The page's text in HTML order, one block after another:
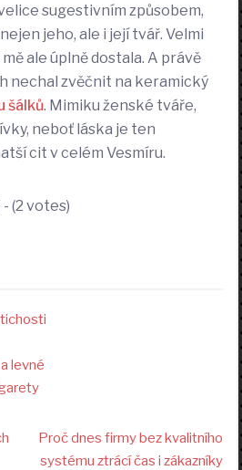
sugestivním způsobem,
jeho, ale i její tvář. Velmi
ale úplně dostala. A právě
nechal zvěčnit na keramický
šálků. Mimiku ženské tváře,
neboť láska je ten
cit v celém Vesmíru.
(2 votes)
levné
Proč dnes firmy bez kvalitního
systému ztrácí čas i zákazníky